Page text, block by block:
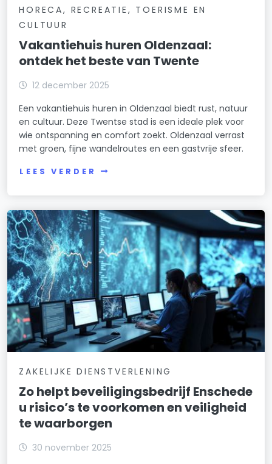
HORECA, RECREATIE, TOERISME EN
CULTUUR
Vakantiehuis huren Oldenzaal:
ontdek het beste van Twente
12 december 2025
Een vakantiehuis huren in Oldenzaal biedt rust, natuur
en cultuur. Deze Twentse stad is een ideale plek voor
wie ontspanning en comfort zoekt. Oldenzaal verrast
met groen, fijne wandelroutes en een gastvrije sfeer.
LEES VERDER
ZAKELIJKE DIENSTVERLENING
Zo helpt beveiligingsbedrijf Enschede
u risico’s te voorkomen en veiligheid
te waarborgen
30 november 2025